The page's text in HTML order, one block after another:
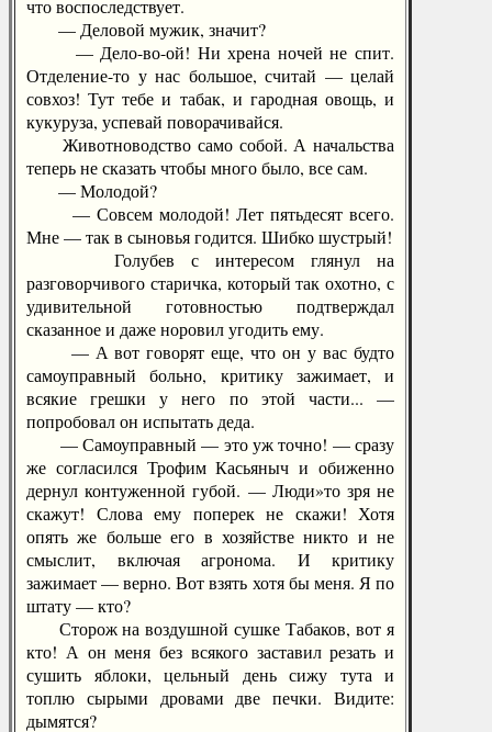
что воспоследствует.
— Деловой мужик, значит?
— Дело-во-ой! Ни хрена ночей не спит.
Отделение-то у нас большое, считай — целай
совхоз! Тут тебе и табак, и гародная овощь, и
кукуруза, успевай поворачивайся.
Животноводство само собой. А начальства
теперь не сказать чтобы много было, все сам.
— Молодой?
— Совсем молодой! Лет пятьдесят всего.
Мне — так в сыновья годится. Шибко шустрый!
Голубев с интересом глянул на
разговорчивого старичка, который так охотно, с
удивительной готовностью подтверждал
сказанное и даже норовил угодить ему.
— А вот говорят еще, что он у вас будто
самоуправный больно, критику зажимает, и
всякие грешки у него по этой части... —
попробовал он испытать деда.
— Самоуправный — это уж точно! — сразу
же согласился Трофим Касьяныч и обиженно
дернул контуженной губой. — Люди»то зря не
скажут! Слова ему поперек не скажи! Хотя
опять же больше его в хозяйстве никто и не
смыслит, включая агронома. И критику
зажимает — верно. Вот взять хотя бы меня. Я по
штату — кто?
Сторож на воздушной сушке Табаков, вот я
кто! А он меня без всякого заставил резать и
сушить яблоки, цельный день сижу тута и
топлю сырыми дровами две печки. Видите:
дымятся?